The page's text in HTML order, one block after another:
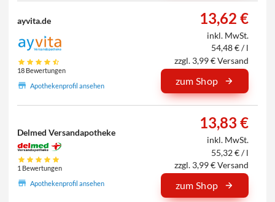
ayvita.de
18 Bewertungen
Apothekenprofil ansehen
13,62 €
inkl. MwSt.
54,48 € / l
zzgl. 3,99 € Versand
zum Shop
Delmed Versandapotheke
1 Bewertungen
Apothekenprofil ansehen
13,83 €
inkl. MwSt.
55,32 € / l
zzgl. 3,99 € Versand
zum Shop